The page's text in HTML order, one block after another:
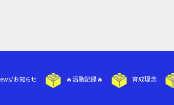
お知らせ 🔥活動記録🔥 育成理念